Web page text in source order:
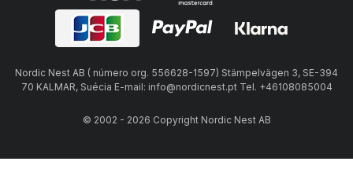
Nordic Nest AB ( número org. 556628-1597) Stämpelvägen 3, SE-394
70 KALMAR, Suécia E-mail: info@nordicnest.pt Tel. +46108085004
© 2002 - 2026 Copyright Nordic Nest AB